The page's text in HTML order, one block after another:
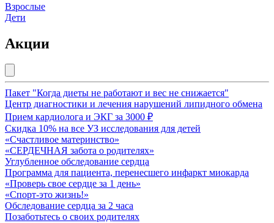
Взрослые
Дети
Акции
Пакет "Когда диеты не работают и вес не снижается"
Центр диагностики и лечения нарушений липидного обмена
Прием кардиолога и ЭКГ за 3000 ₽
Скидка 10% на все УЗ исследования для детей
«Счастливое материнство»
«СЕРДЕЧНАЯ забота о родителях»
Углубленное обследование сердца
Программа для пациента, перенесшего инфаркт миокарда
«Проверь свое сердце за 1 день»
«Спорт-это жизнь!»
Обследование сердца за 2 часа
Позаботьтесь о своих родителях